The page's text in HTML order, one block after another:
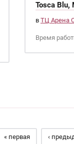
Tosca
в ТЦ Арена
Время
« первая ‹